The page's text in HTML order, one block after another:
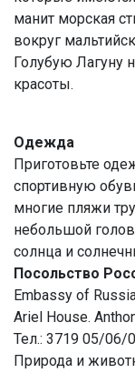
манит морская
вокруг
Голубую Лагуну
красоты.
Одежда
Приготовьте
спортивную
многие пляжи
небольшой
солнца и
Посольство
Embassy of
Ariel House.
Тел.: 3719 05/06/
Природа и